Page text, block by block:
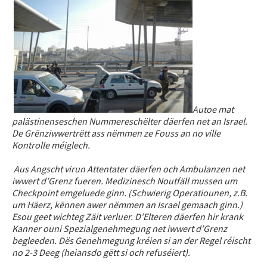
Autoe mat
palästinenseschen Nummereschëlter däerfen net an Israel.
De Grënziwwertrëtt ass nëmmen ze Fouss an no ville
Kontrolle méiglech.
Aus Angscht virun Attentater däerfen och Ambulanzen net
iwwert d’Grenz fueren. Medizinesch Noutfäll mussen um
Checkpoint emgeluede ginn. (Schwierig Operatiounen, z.B.
um Häerz, kënnen awer nëmmen an Israel gemaach ginn.)
Esou geet wichteg Zäit verluer. D’Elteren däerfen hir krank
Kanner ouni Spezialgenehmegung net iwwert d’Grenz
begleeden. Dës Genehmegung kréien si an der Regel réischt
no 2-3 Deeg (heiansdo gëtt si och refuséiert).